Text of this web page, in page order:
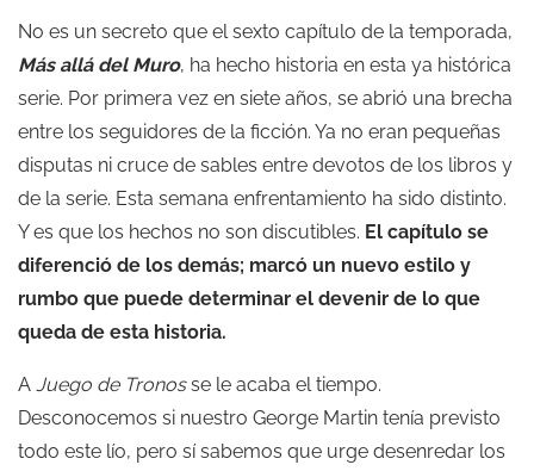
No es un secreto que el sexto capítulo de la temporada,
Más allá del Muro, ha hecho historia en esta ya histórica
serie. Por primera vez en siete años, se abrió una brecha
entre los seguidores de la ficción. Ya no eran pequeñas
disputas ni cruce de sables entre devotos de los libros y
de la serie. Esta semana enfrentamiento ha sido distinto.
Y es que los hechos no son discutibles. El capítulo se
diferenció de los demás; marcó un nuevo estilo y
rumbo que puede determinar el devenir de lo que
queda de esta historia.
A Juego de Tronosse le acaba el tiempo.
Desconocemos si nuestro George Martin tenía previsto
todo este lío, pero sí sabemos que urge desenredar los